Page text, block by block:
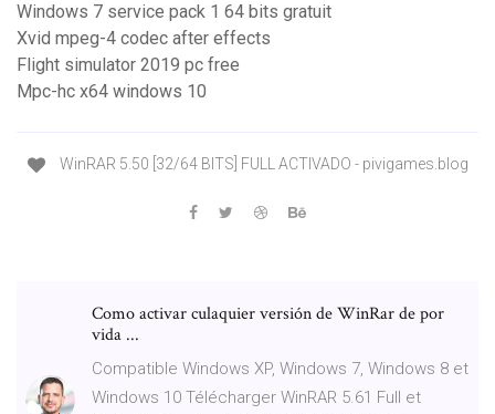
Windows 7 service pack 1 64 bits gratuit
Xvid mpeg-4 codec after effects
Flight simulator 2019 pc free
Mpc-hc x64 windows 10
WinRAR 5.50 [32/64 BITS] FULL ACTIVADO - pivigames.blog
Como activar culaquier versión de WinRar de por
vida ...
Compatible Windows XP, Windows 7, Windows 8 et
Windows 10 Télécharger WinRAR 5.61 Full et